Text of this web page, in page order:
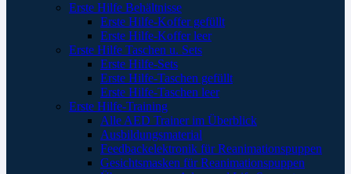
Erste Hilfe Behältnisse
Erste Hilfe-Koffer gefüllt
Erste Hilfe-Koffer leer
Erste Hilfe Taschen u. Sets
Erste Hilfe-Sets
Erste Hilfe-Taschen gefüllt
Erste Hilfe-Taschen leer
Erste Hilfe-Training
Alle AED Trainer im Überblick
Ausbildungsmaterial
Feedbackelektronik für Reanimationspuppen
Gesichtsmasken für Reanimationspuppen